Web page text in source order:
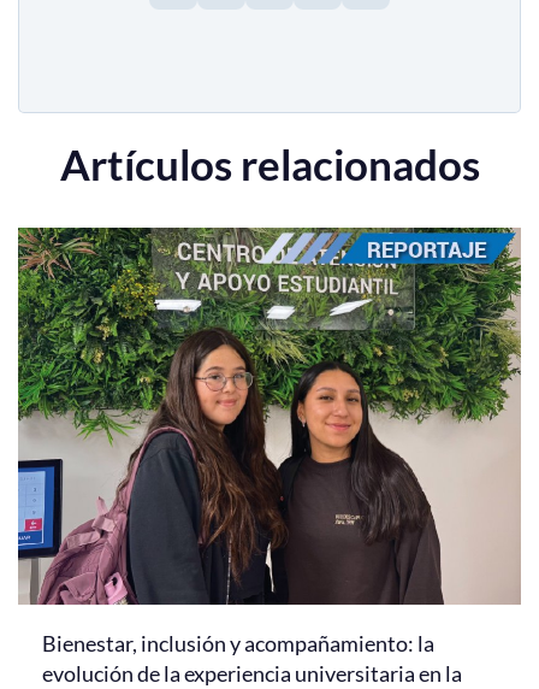
Artículos relacionados
Bienestar, inclusión y acompañamiento: la
evolución de la experiencia universitaria en la